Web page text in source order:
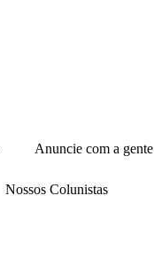
Anuncie com a gente
Nossos Colunistas